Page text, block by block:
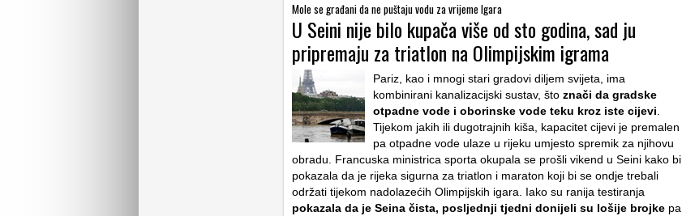
Mole se građani da ne puštaju vodu za vrijeme Igara
U Seini nije bilo kupača više od sto godina, sad ju
pripremaju za triatlon na Olimpijskim igrama
Pariz, kao i mnogi stari gradovi diljem svijeta, ima
kombinirani kanalizacijski sustav, što znači da gradske
otpadne vode i oborinske vode teku kroz iste cijevi.
Tijekom jakih ili dugotrajnih kiša, kapacitet cijevi je premalen
pa otpadne vode ulaze u rijeku umjesto spremik za njihovu
obradu. Francuska ministrica sporta okupala se prošli vikend u Seini kako bi
pokazala da je rijeka sigurna za triatlon i maraton koji bi se ondje trebali
održati tijekom nadolazećih Olimpijskih igara. Iako su ranija testiranja
pokazala da je Seina čista, posljednji tjedni donijeli su lošije brojke pa